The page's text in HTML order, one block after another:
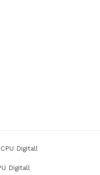
Digitall
Digitall